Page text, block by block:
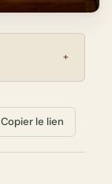
Copier le lien